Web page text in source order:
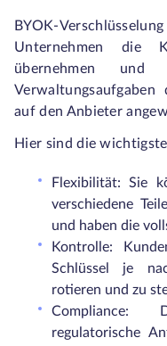
BYOK-
Unternehmen die
übernehmen und
auf den Anbieter
Hier sind die
Flexibilität: Sie
verschiedene
und haben die
Kontrolle:
Schlüssel je
rotieren und zu
Compliance:
regulatorische